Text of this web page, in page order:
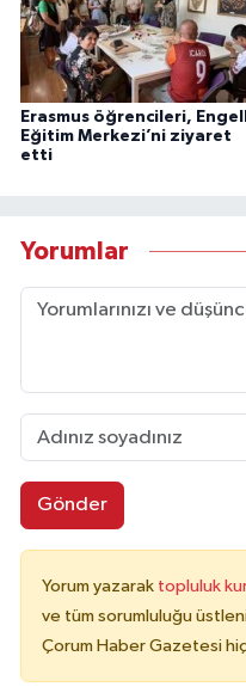
Erasmus öğrencileri,
Eğitim Merkezi’ni ziyaret
etti
Yorumlar
Gönder
Yorum yazarak topluluk
ve tüm sorumluluğu
Çorum Haber Gazetesi